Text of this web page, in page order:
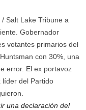
Salt Lake Tribune a
Gobernador
votantes primarios del
con 30%, una
error. El ex portavoz
líder del Partido
una declaración del